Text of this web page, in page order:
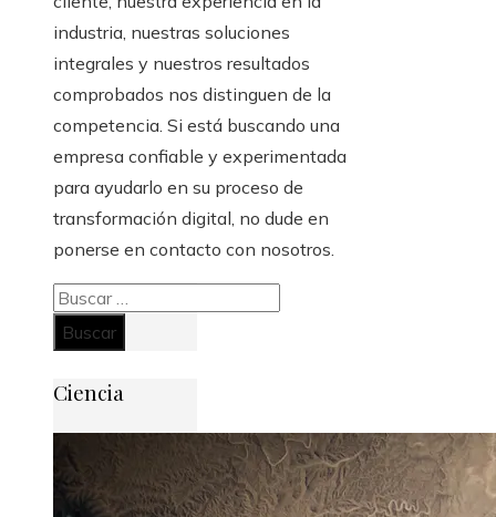
industria, nuestras soluciones
integrales y nuestros resultados
comprobados nos distinguen de la
competencia. Si está buscando una
empresa confiable y experimentada
para ayudarlo en su proceso de
transformación digital, no dude en
ponerse en contacto con nosotros.
Buscar:
Ciencia